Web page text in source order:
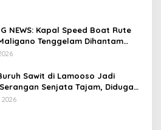
NEWS: Kapal Speed Boat Rute
Tenggelam Dihantam
Ombak Tinggi
Sawit di Lamooso Jadi
Senjata Tajam, Diduga